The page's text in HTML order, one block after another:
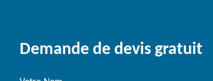
Demande de devis gratuit